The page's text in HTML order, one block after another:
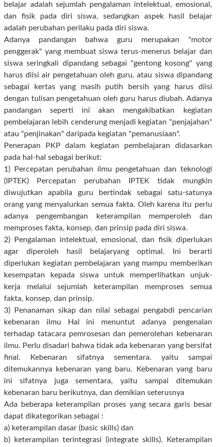
belajar adalah sejumlah pengalaman intelektual, emosional,
dan fisik pada diri siswa, sedangkan aspek hasil belajar
adalah perubahan perilaku pada diri siswa.
Adanya pandangan bahwa guru merupakan "motor
penggerak" yang membuat siswa terus-menerus belajar dan
siswa seringkali dipandang sebagai "gentong kosong" yang
harus diisi air pengetahuan oleh guru, atau siswa dipandang
sebagai kertas yang masih putih bersih yang harus diisi
dengan tulisan pengetahuan oleh guru harus diubah. Adanya
pandangan seperti ini akan mengakibatkan kegiatan
pembelajaran lebih cenderung menjadi kegiatan "penjajahan"
atau "penjinakan" daripada kegiatan "pemanusiaan".
Penerapan PKP dalam kegiatan pembelajaran didasarkan
pada hal-hal sebagai berikut:
1) Percepatan perubahan ilmu pengetahuan dan teknologi
(IPTEK) Percepatan perubahan IPTEK tidak mungkin
diwujutkan apabila guru bertindak sebagai satu-satunya
orang yang menyalurkan semua fakta. Oleh karena itu perlu
adanya pengembangan keterampilan memperoleh dan
memproses fakta, konsep, dan prinsip pada diri siswa.
2) Pengalaman intelektual, emosional, dan fisik diperlukan
agar diperoleh hasil belajaryang optimal. Ini berarti
diperlukan kegiatan pembelajaran yang mampu memberikan
kesempatan kepada siswa untuk memperlihatkan unjuk-
kerja melalui sejumlah keterampilan memproses semua
fakta, konsep, dan prinsip.
3) Penanaman sikap dan nilai sebagai pengabdi pencarian
kebenaran ilmu Hal ini menuntut adanya pengenalan
terhadap tatacara pemrosesan dan pemerolehan kebenaran
ilmu. Perlu disadari bahwa tidak ada kebenaran yang bersifat
final. Kebenaran sifatnya sementara. yaitu sampai
ditemukannya kebenaran yang baru. Kebenaran yang baru
ini sifatnya juga sementara, yaitu sampai ditemukan
kebenaran baru berikutnya, dan demikian seterusnya
Ada beberapa keterampilan proses yang secara garis besar
dapat dikategorikan sebagai :
a) keterampilan dasar (basic skills) dan
b) keterampilan terintegrasi (integrate skills). Keterampilan